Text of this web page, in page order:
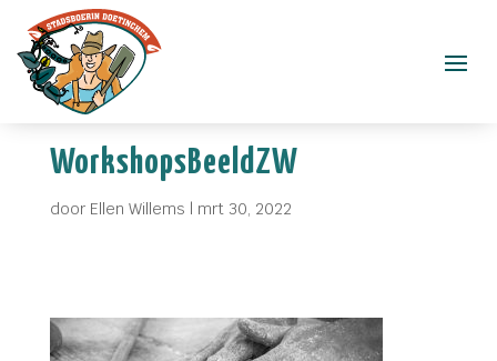
WorkshopsBeeldZW
door Ellen Willems | mrt 30, 2022